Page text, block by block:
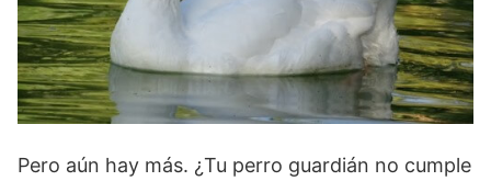
Pero aún hay más. ¿Tu perro guardián no cumple